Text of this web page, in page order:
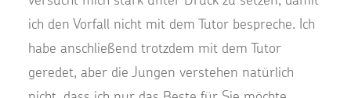
ich den Vorfall nicht mit dem Tutor bespreche. Ich
habe anschließend trotzdem mit dem Tutor
geredet, aber die Jungen verstehen natürlich